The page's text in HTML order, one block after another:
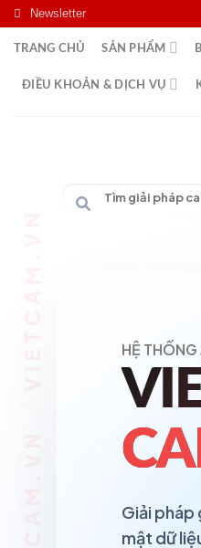
Skip
to
content
Newsletter
TRANG CHỦ SẢN PHẨM
ĐIỀU KHOẢN & DỊCH VỤ
HỆ
Giải
mật dữ